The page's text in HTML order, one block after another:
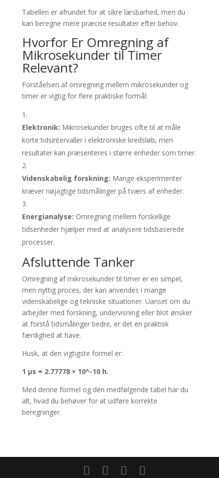
Tabellen er afrundet for at sikre læsbarhed, men du
kan beregne mere præcise resultater efter behov.
Hvorfor Er Omregning af
Mikrosekunder til Timer
Relevant?
Forståelsen af omregning mellem mikrosekunder og
timer er vigtig for flere praktiske formål:
Elektronik: Mikrosekunder bruges ofte til at måle
korte tidsintervaller i elektroniske kredsløb, men
resultater kan præsenteres i større enheder som timer.
Videnskabelig forskning: Mange eksperimenter
kræver nøjagtige tidsmålinger på tværs af enheder.
Energianalyse: Omregning mellem forskellige
tidsenheder hjælper med at analysere tidsbaserede
processer.
Afsluttende Tanker
Omregning af mikrosekunder til timer er en simpel,
men nyttig proces, der kan anvendes i mange
videnskabelige og tekniske situationer. Uanset om du
arbejder med forskning, undervisning eller blot ønsker
at forstå tidsmålinger bedre, er det en praktisk
færdighed at have.
Husk, at den vigtigste formel er:
1 µs = 2.77778 × 10^-10 h.
Med denne formel og den medfølgende tabel har du
alt, hvad du behøver for at udføre korrekte
beregninger.